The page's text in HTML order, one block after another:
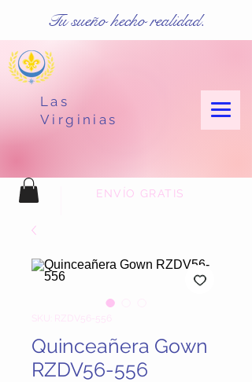
Las
Virginias
ENVÍO GRATIS
Tu sueño hecho realidad.
SKU: RZDV56-556
Quinceañera Gown
RZDV56-556